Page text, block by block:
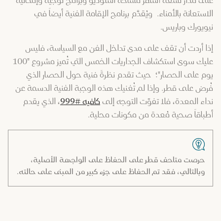
الاستعانة بالأمناء. ويُقدَّم برنامج الإقامة الفنية أيضاً في
نيويورك وباريس.
إذا أردت أن تقف على مدى تداخل الفن مع السياسة، فليس
عليك سوى استكشاف الجداريات الخمس التي تُميز مشروع "100
يوم على الحصار"؛ حيث تقدم نظرةً فنية حول الحصار الذي
فُرض على قطر. وإذا لم تُغنيك هذه الوجبة الفنية الدسمة عن
نداء المعدة، فلا تفوّت التوجه إلىكافيه #999
، الذي يقدم
أطباقاً صحية مُعدة من مكونات محلية.
حرصت متاحف قطر على الحفاظ على الواجهة الأصلية،
وبالتالي، فقد تم الحفاظ على جزء كبير من المبنى على حالته.